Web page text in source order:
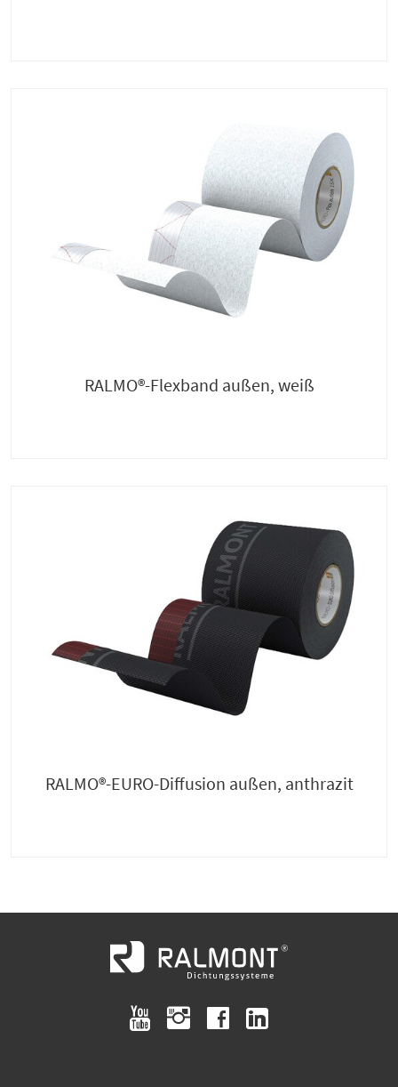
RALMO®-Flexband außen, weiß
RALMO®-EURO-Diffusion außen, anthrazit
youtube instagram facebook linkedin